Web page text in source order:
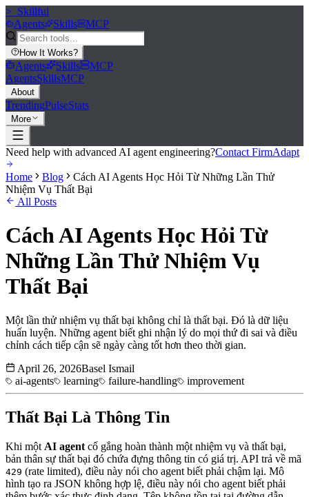
>_ Skillful
Agents
Skills MCP
How It Works?
Agents Skills
MCP
AgentsSkillsMCP
About
TrendingPulseStats
More
Need help with advanced AI agent engineering?Contact FirmAdapt
Home Blog
Cách AI Agents Học Hỏi Từ Những Lần Thử
Nhiệm Vụ Thất Bại
All Posts
Cách AI Agents Học Hỏi Từ
Những Lần Thử Nhiệm Vụ
Thất Bại
Một lần thử nhiệm vụ thất bại không chỉ là thất bại. Đó là dữ liệu
huấn luyện. Những agent biết ghi nhận lý do mọi thứ đi sai và điều
chỉnh cách tiếp cận sẽ ngày càng tốt hơn theo thời gian.
April 26, 2026Basel Ismail
ai-agents
learning failure-handling improvement
Thất Bại Là Thông Tin
Khi một AI agent cố gắng hoàn thành một nhiệm vụ và thất bại,
bản thân sự thất bại đó chứa đựng thông tin có giá trị. API trả về mã
429 (rate limited), điều này nói cho agent biết phải chậm lại. Mô
hình tạo ra JSON không hợp lệ, điều này nói cho agent biết phải